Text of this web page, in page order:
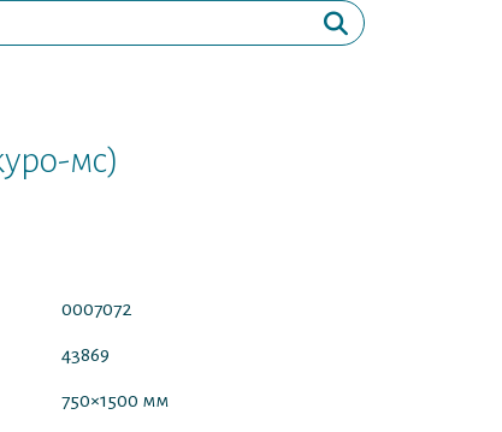
мс)
0007072
43869
750×1500 мм